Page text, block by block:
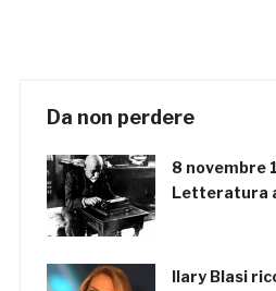
Da non perdere
8 novembre
Letteratura
Ilary Blasi